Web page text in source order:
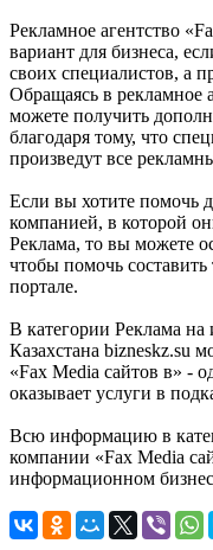
Рекламное агентство
вариант для бизнеса,
своих специалистов, а
Обращаясь в рекламное
можете получить
благодаря тому, что
произведут все
Если вы хотите помочь
компанией, в которой
Реклама, то вы можете
чтобы помочь
портале.
В категории Реклама
Казахстана bizneskz.su
«Fax Media сайтов в» -
оказывает услуги в
Всю информацию в
компании «Fax Media
информационном бизнес